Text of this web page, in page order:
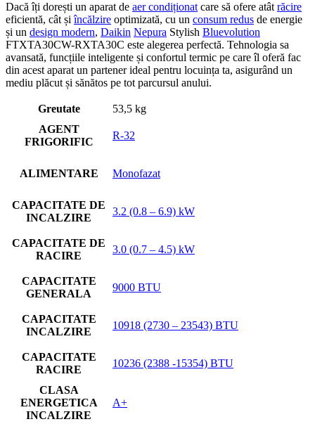
Dacă îți dorești un aparat de aer condiționat care să ofere atât răcire
eficientă, cât șiîncălzire optimizată, cu un consum redus de energie
și un design modern, Daikin Nepura Stylish Bluevolution
FTXTA30CW-RXTA30C este alegerea perfectă. Tehnologia sa
avansată, funcțiile inteligente și confortul termic pe care îl oferă fac
din acest aparat un partener ideal pentru locuința ta, asigurând un
mediu plăcut și sănătos pe tot parcursul anului.
Greutate
53,5 kg
AGENT
FRIGORIFIC
R-32
ALIMENTARE Monofazat
CAPACITATE DE
INCALZIRE
3.2 (0.8 – 6.9) kW
CAPACITATE DE
RACIRE
3.0 (0.7 – 4.5) kW
CAPACITATE
GENERALA
9000 BTU
CAPACITATE
INCALZIRE
10918 (2730 – 23543) BTU
CAPACITATE
RACIRE
10236 (2388 -15354) BTU
CLASA
ENERGETICA
INCALZIRE
A+